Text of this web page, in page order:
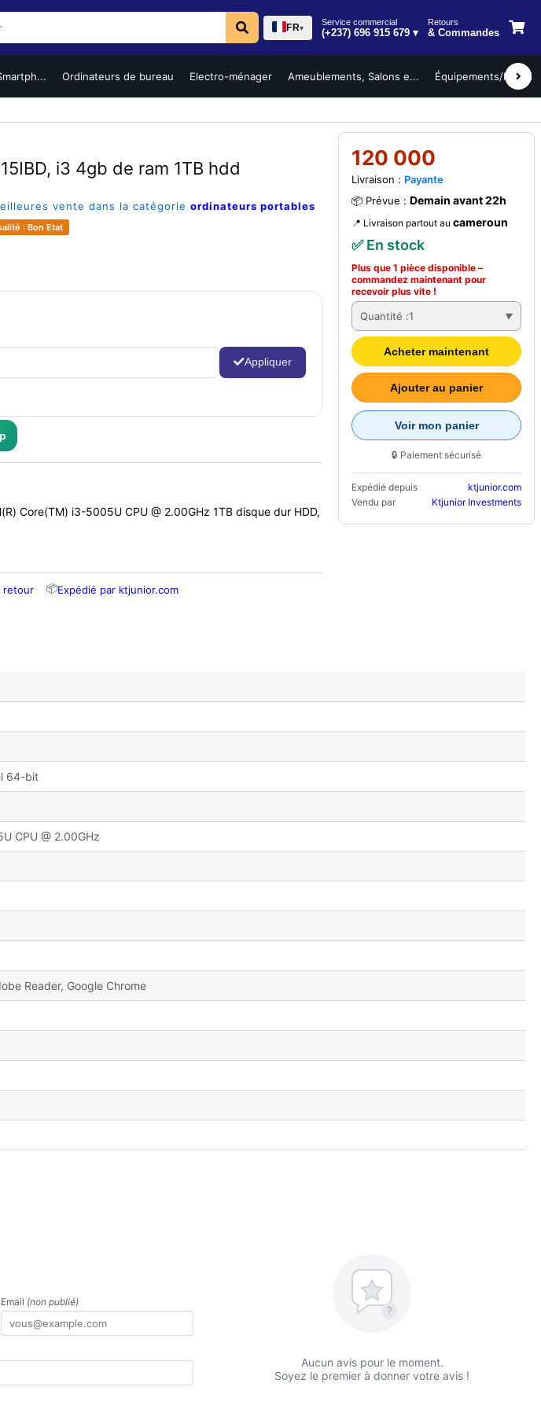
FR▾
Service commercial
(+237) 696 915 679 ▾
Retours
& Commandes
Ordinateurs de bureau Electro-ménager Ameublements, Salons e... Équipements/
i3 4gb de ram 1TB hdd
vente dans la catégorie ordinateurs portables
: Bon Etat
Appliquer
Core(TM) i3-5005U CPU @ 2.00GHz 1TB disque dur HDD,
retour 📦Expédié par ktjunior.com
120 000
Livraison : Payante
📦 Prévue : Demain avant 22h
📍 Livraison partout au cameroun
✅ En stock
Plus que 1 pièce disponible –
commandez maintenant pour
recevoir plus vite !
Quantité :1
Acheter maintenant
Ajouter au panier
Voir mon panier
🔒 Paiement sécurisé
Expédié depuis
ktjunior.com
Vendu par
Ktjunior Investments
64-bit
CPU @ 2.00GHz
Reader, Google Chrome
Email (non publié)
?
Aucun avis pour le moment.
Soyez le premier à donner votre avis !